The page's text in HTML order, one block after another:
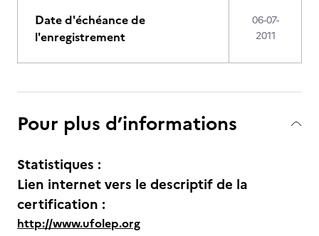
Date d'échéance de
l'enregistrement
06-07-
2011
Pour plus d’informations
Statistiques :
Lien internet vers le descriptif de la
certification :
http://www.ufolep.org